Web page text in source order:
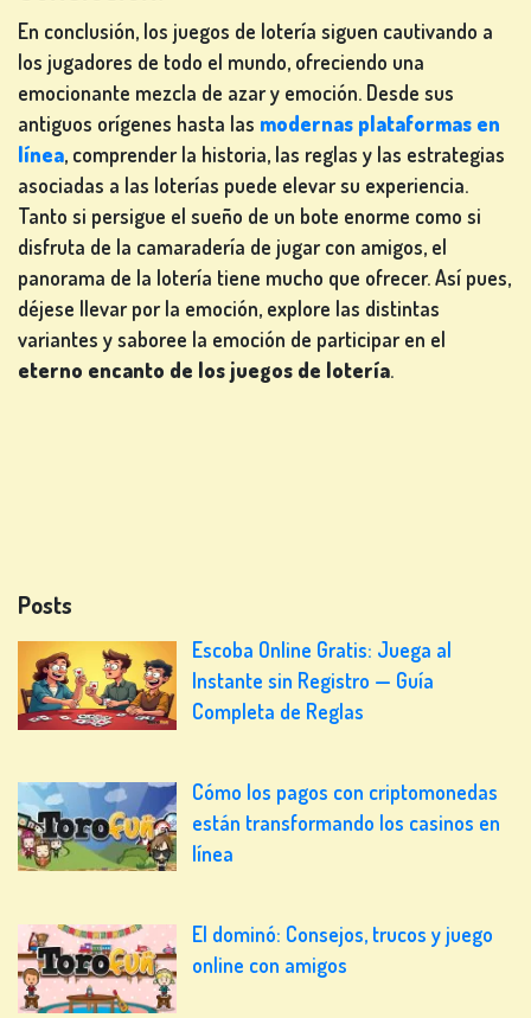
En conclusión, los juegos de lotería siguen cautivando a
los jugadores de todo el mundo, ofreciendo una
emocionante mezcla de azar y emoción. Desde sus
antiguos orígenes hasta las modernas plataformas en
línea, comprender la historia, las reglas y las estrategias
asociadas a las loterías puede elevar su experiencia.
Tanto si persigue el sueño de un bote enorme como si
disfruta de la camaradería de jugar con amigos, el
panorama de la lotería tiene mucho que ofrecer. Así pues,
déjese llevar por la emoción, explore las distintas
variantes y saboree la emoción de participar en el
eterno encanto de los juegos de lotería.
Posts
Escoba Online Gratis: Juega al
Instante sin Registro — Guía
Completa de Reglas
Cómo los pagos con criptomonedas
están transformando los casinos en
línea
El dominó: Consejos, trucos y juego
online con amigos